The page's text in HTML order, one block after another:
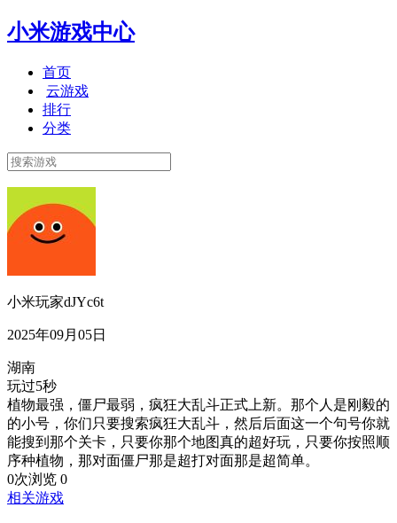
小米游戏中心
首页
云游戏
排行
分类
小米玩家dJYc6t
2025年09月05日
湖南
玩过5秒
植物最强，僵尸最弱，疯狂大乱斗正式上新。那个人是刚毅的
的小号，你们只要搜索疯狂大乱斗，然后后面这一个句号你就
能搜到那个关卡，只要你那个地图真的超好玩，只要你按照顺
序种植物，那对面僵尸那是超打对面那是超简单。
0次浏览 0
相关游戏